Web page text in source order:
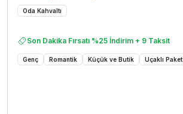
Oda Kahvaltı
Son Dakika Fırsatı %25 İndirim + 9 Taksit
Genç Romantik Küçük ve Butik Uçaklı Paket